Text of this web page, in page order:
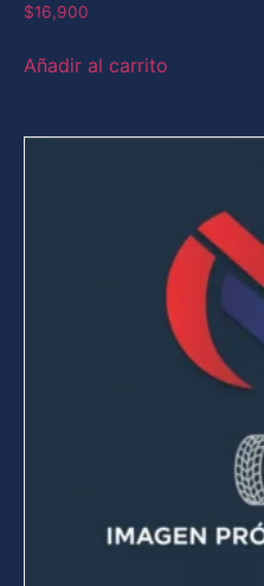
$16,900
Añadir al carrito